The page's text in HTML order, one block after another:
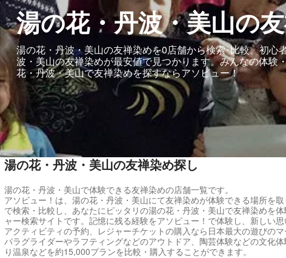
湯の花・丹波・美山の
湯の花・丹波・美山の友禅染めを0店舗から検索･比較。初心
波・美山の友禅染めが最安値で見つかります。みんなの体験
花・丹波・美山で友禅染めを探すならアソビュー！
湯の花・丹波・美山の友禅染め探し
湯の花・丹波・美山で体験できる友禅染めの店舗一覧です。
アソビュー！は、湯の花・丹波・美山にて友禅染めが体験できる場所を
で検索・比較し、あなたにピッタリの湯の花・丹波・美山で友禅染めを
ャー検索サイトです。記憶に残る経験をアソビュー！で体験し、新しい思
アクティビティの予約、レジャーチケットの購入なら日本最大の遊びの
パラグライダーやラフティングなどのアウトドア、陶芸体験などの文化
り温泉などを約15,000プランを比較・購入することができます。